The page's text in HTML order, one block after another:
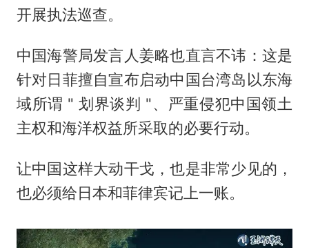
开展执法巡查。
中国海警局发言人姜略也直言不讳：这是
针对日菲擅自宣布启动中国台湾岛以东海
域所谓 " 划界谈判 "、严重侵犯中国领土
主权和海洋权益所采取的必要行动。
让中国这样大动干戈，也是非常少见的，
也必须给日本和菲律宾记上一账。